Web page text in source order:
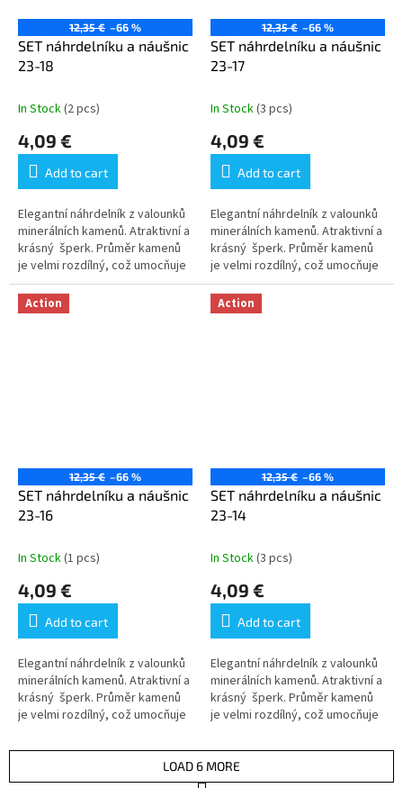
12,35 € –66 %
SET náhrdelníku a náušnic
23-18
In Stock(2 pcs)
4,09 €
Add to cart
Elegantní náhrdelník z valounků
minerálních kamenů. Atraktivní a
krásný šperk. Průměr kamenů
je velmi rozdílný, což umocňuje
atraktivitu šperku. Ilustrativní...
12,35 € –66 %
SET náhrdelníku a náušnic
23-17
In Stock(3 pcs)
4,09 €
Add to cart
Elegantní náhrdelník z valounků
minerálních kamenů. Atraktivní a
krásný šperk. Průměr kamenů
je velmi rozdílný, což umocňuje
atraktivitu šperku. Ilustrativní...
Action
12,35 € –66 %
SET náhrdelníku a náušnic
23-16
In Stock(1 pcs)
4,09 €
Add to cart
Elegantní náhrdelník z valounků
minerálních kamenů. Atraktivní a
krásný šperk. Průměr kamenů
je velmi rozdílný, což umocňuje
Action
12,35 € –66 %
SET náhrdelníku a náušnic
23-14
In Stock(3 pcs)
4,09 €
Add to cart
Elegantní náhrdelník z valounků
minerálních kamenů. Atraktivní a
krásný šperk. Průměr kamenů
je velmi rozdílný, což umocňuje
LOAD 6 MORE